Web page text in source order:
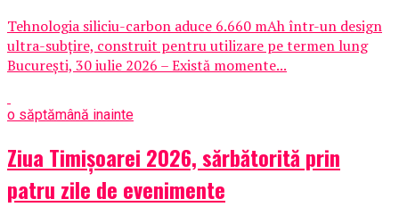
Tehnologia siliciu-carbon aduce 6.660 mAh într-un design
ultra-subțire, construit pentru utilizare pe termen lung
București, 30 iulie 2026 – Există momente...
o săptămână inainte
Ziua Timișoarei 2026, sărbătorită prin
patru zile de evenimente